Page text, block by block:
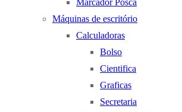
Marcador Posca
Máquinas de escritório
Calculadoras
Bolso
Cientifica
Graficas
Secretaria